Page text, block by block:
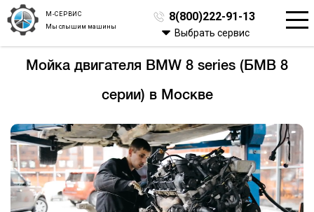
М-СЕРВИС
Мы слышим машины
8(800)222-91-13
Выбрать сервис
Мойка двигателя BMW 8 series (БМВ 8
серии) в Москве